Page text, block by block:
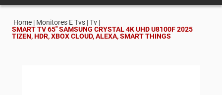
Home | Monitores E Tvs |Tv |
SMART TV 65" SAMSUNG CRYSTAL 4K UHD U8100F 2025
TIZEN, HDR, XBOX CLOUD, ALEXA, SMART THINGS